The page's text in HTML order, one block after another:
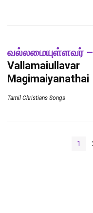
வல்லமையுள்ளவர் –
Vallamaiullavar
Magimaiyanathai
Tamil Christians Songs
1